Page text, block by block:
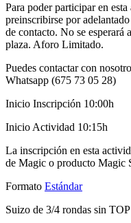
Para poder participar en
preinscribirse por
de contacto. No se esperará
plaza. Aforo Limitado.
Puedes contactar con
Whatsapp (675 73 05 28)
Inicio Inscripción 10:00h
Inicio Actividad 10:15h
La inscripción en esta
de Magic o producto Magic
Formato Estándar
Suizo de 3/4 rondas sin TOP